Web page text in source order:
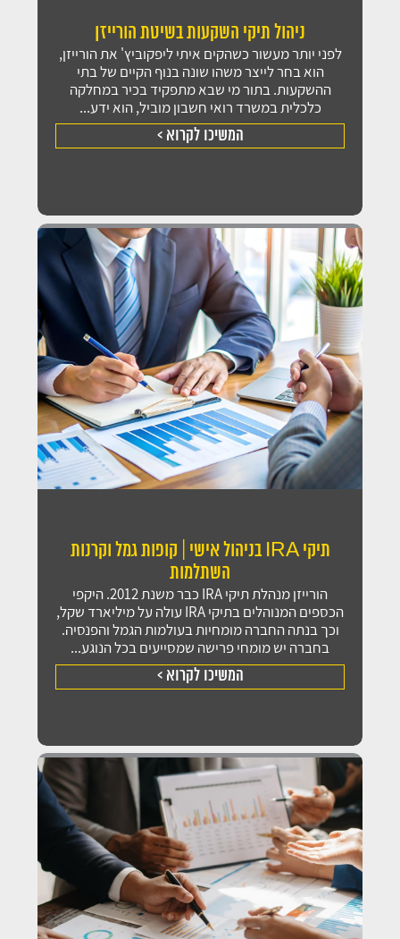
קראתי ואני מאשר/ת אתמדיניות הפרטיותשל האתר, ומסכים/ה
לשמירת המידע לצורך טיפול בפנייתי (חובה)
ניהול תיקי השקעות בשיטת הורייזן
לפני יותר מעשור כשהקים איתי ליפקוביץ' את הורייזן,
הוא בחר לייצר משהו שונה בנוף הקיים של בתי
ההשקעות. בתור מי שבא מתפקיד בכיר במחלקה
כלכלית במשרד רואי חשבון מוביל, הוא ידע...
המשיכו לקרוא >
תיקי IRA בניהול אישי | קופות גמל וקרנות
השתלמות
הורייזן מנהלת תיקי IRA כבר משנת 2012. היקפי
הכספים המנוהלים בתיקי IRA עולה על מיליארד שקל,
וכך בנתה החברה מומחיות בעולמות הגמל והפנסיה.
בחברה יש מומחי פרישה שמסייעים בכל הנוגע...
המשיכו לקרוא >